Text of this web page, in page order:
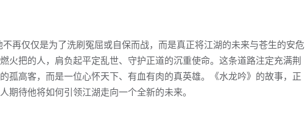
不再仅仅是为了洗刷冤屈或自保而战，而是真正将江湖的未来与苍生的安危
火把的人，肩负起平定乱世、守护正道的沉重使命。这条道路注定充满荆
孤高客，而是一位心怀天下、有血有肉的真英雄。《水龙吟》的故事，正
待他将如何引领江湖走向一个全新的未来。